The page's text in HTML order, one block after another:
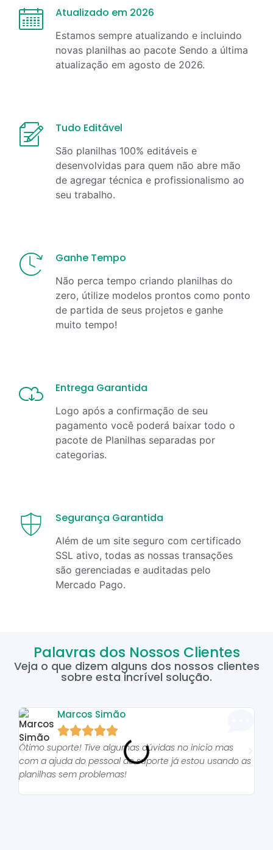
Atualizado em 2026
Estamos sempre atualizando e incluindo
novas planilhas ao pacote Sendo a última
atualização em agosto de 2026.
Tudo Editável
São planilhas 100% editáveis e
desenvolvidas para quem não abre mão
de agregar técnica e profissionalismo ao
seu trabalho.
Ganhe Tempo
Não perca tempo criando planilhas do
zero, útilize modelos prontos como ponto
de partida de seus projetos e ganhe
muito tempo!
Entrega Garantida
Logo após a confirmação de seu
pagamento você poderá baixar todo o
pacote de Planilhas separadas por
categorias.
Segurança Garantida
Além de um site seguro com certificado
SSL ativo, todas as nossas transações
são gerenciadas e auditadas pelo
Mercado Pago.
Palavras dos Nossos Clientes
Veja o que dizem alguns dos nossos clientes
sobre esta incrível solução.
Marcos Simão

Ótimo suporte! Tive algumas dúvidas no inicio mas
com a ajuda do pessoal do suporte já estou usando as
planilhas sem problemas!